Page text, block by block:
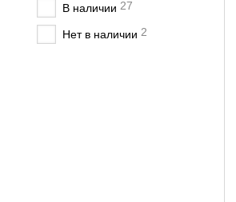
В наличии 27
Нет в наличии 2